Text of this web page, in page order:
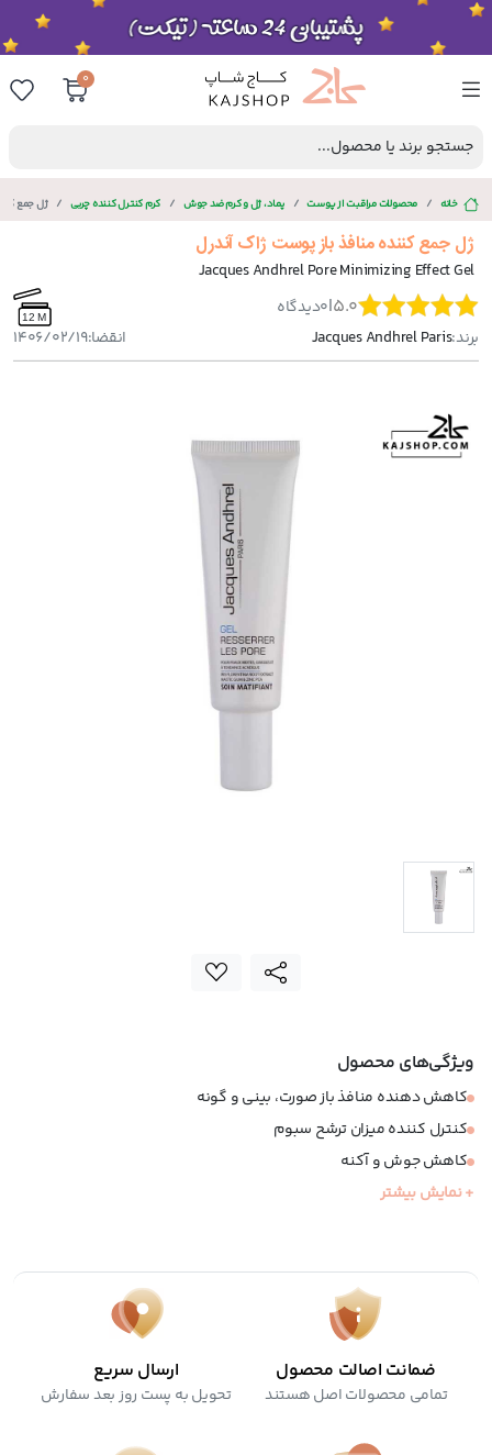
0
جستجو برند یا محصول...
خانه محصولات مراقبت از پوست پماد، ژل و کرم ضد جوش کرم کنترل کننده چربی ژل جمع
ژل جمع کننده منافذ باز پوست ژاک آندرل
Jacques Andhrel Pore Minimizing Effect Gel
5.0
|
0دیدگاه 12 M
برند:Jacques Andhrel Paris انقضا:1406/02/19
ویژگی‌های محصول
کاهش دهنده منافذ باز صورت، بینی و گونه
کنترل کننده میزان ترشح سبوم
کاهش جوش و آکنه
بافت سبک و زود جذب
+ نمایش بیشتر
ضمانت اصالت محصول
تمامی محصولات اصل هستند
ارسال سریع
تحویل به پست روز بعد سفارش